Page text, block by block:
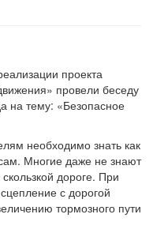
проекта
провели беседу
на тему: «Безопасное
необходимо знать как
Многие даже не знают
дороге. При
с дорогой
тормозного пути